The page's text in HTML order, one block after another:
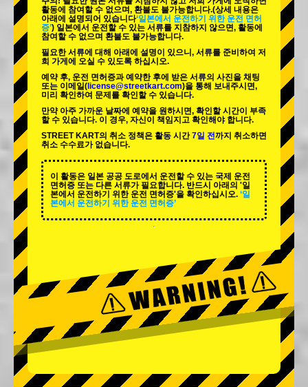
오키나와
활동에 참여할 수 없으며, 환불도 불가능합니다.(상세 내용은
아래에 설명되어 있습니다‘일본에서 운전하기 위한 운전 면허
증’) 일본에서 운전할 수 있는 서류를 지참하지 않으면, 활동에
참여할 수 없으며 환불도 불가능합니다.
필요한 서류에 대해 아래에 설명이 있으니, 서류를 준비하여 저
희 가게에 오실 수 있도록 하십시오.
예약 후, 운전 면허증과 예약한 후에 받은 서류의 사진을 채팅
또는 이메일( license@streetkart.com)을 통해 보내주시면,
미리 확인하여 문제를 확인할 수 있습니다.
만약 아주 가까운 날짜에 예약을 원하시면, 확인할 시간이 부족
할 수 있습니다. 이 경우, 자신이 책임지고 확인해야 합니다.
STREET KART의 취소 정책은 활동 시간7일 전까지 취소하면
취소 수수료가 없습니다.
이 활동은 일본 공공 도로에서 운전할 수 있는 국제 운전
면허증 또는 다른 서류가 필요합니다. 반드시 아래의 '일
본에서 운전하기 위한 운전 면허증'을 확인하십시오. ‘일
본에서 운전하기 위한 운전 면허증’